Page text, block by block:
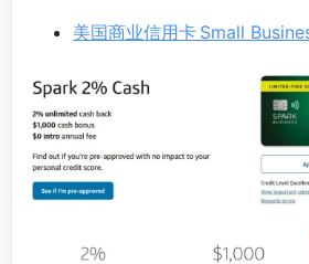
美国商业信用卡 Small